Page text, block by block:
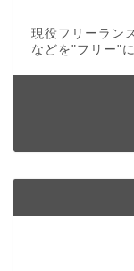
現役フリーラン
などを"フリー"